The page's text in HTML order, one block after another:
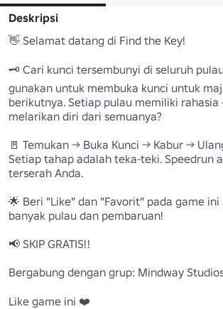
Deskripsi
👋 Selamat datang di Find the Key!
🗝️ Cari kunci tersembunyi di seluruh
gunakan untuk membuka kunci untuk
berikutnya. Setiap pulau memiliki rahasia
melarikan diri dari semuanya?
🚪 Temukan → Buka Kunci → Kabur →
Setiap tahap adalah teka-teki. Speedrun
terserah Anda.
🌟 Beri "Like" dan "Favorit" pada game
banyak pulau dan pembaruan!
📢 SKIP GRATIS!!
Bergabung dengan grup: Mindway
Like game ini ❤️